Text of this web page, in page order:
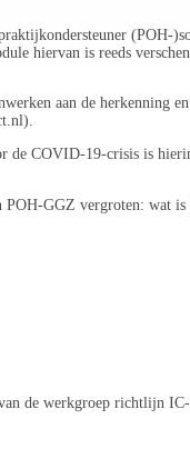
(POH-
hiervan is reeds
aan de herkenning
).
de COVID-19-crisis is
GGZ vergroten: wat
de werkgroep richtlijn IC-